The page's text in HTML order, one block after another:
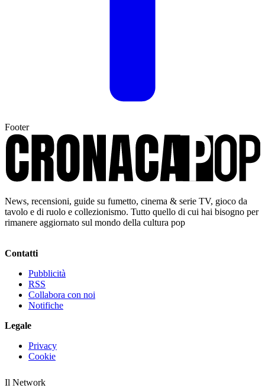
Footer
News, recensioni, guide su fumetto, cinema & serie TV, gioco da
tavolo e di ruolo e collezionismo. Tutto quello di cui hai bisogno per
rimanere aggiornato sul mondo della cultura pop
Contatti
Pubblicità
RSS
Collabora con noi
Notifiche
Legale
Privacy
Cookie
Il Network